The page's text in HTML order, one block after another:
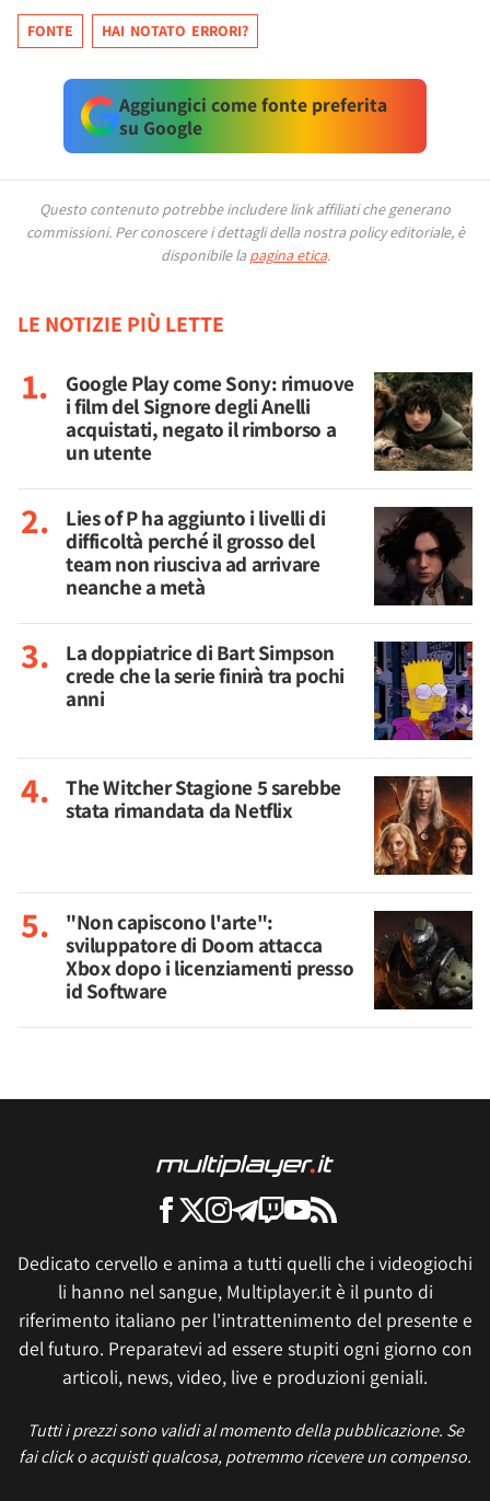
FONTE HAI NOTATO ERRORI?
Aggiungici come fonte preferita
su Google
Questo contenuto potrebbe includere link affiliati che generano
commissioni. Per conoscere i dettagli della nostra policy editoriale, è
disponibile la pagina etica.
LE NOTIZIE PIÙ LETTE
Google Play come Sony: rimuove
i film del Signore degli Anelli
acquistati, negato il rimborso a
un utente
Lies of P ha aggiunto i livelli di
difficoltà perché il grosso del
team non riusciva ad arrivare
neanche a metà
La doppiatrice di Bart Simpson
crede che la serie finirà tra pochi
anni
The Witcher Stagione 5 sarebbe
stata rimandata da Netflix
"Non capiscono l'arte":
sviluppatore di Doom attacca
Xbox dopo i licenziamenti presso
id Software
Dedicato cervello e anima a tutti quelli che i videogiochi
li hanno nel sangue, Multiplayer.it è il punto di
riferimento italiano per l'intrattenimento del presente e
del futuro. Preparatevi ad essere stupiti ogni giorno con
articoli, news, video, live e produzioni geniali.
Tutti i prezzi sono validi al momento della pubblicazione. Se
fai click o acquisti qualcosa, potremmo ricevere un compenso.